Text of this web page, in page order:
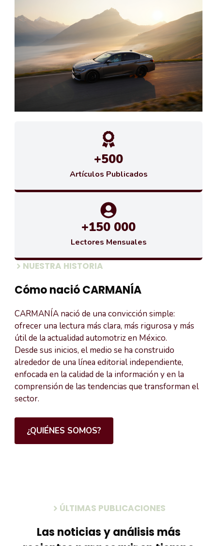
+500
Artículos Publicados
+150 000
Lectores Mensuales
NUESTRA HISTORIA
Cómo nació CARMANÍA
CARMANÍA nació de una convicción simple:
ofrecer una lectura más clara, más rigurosa y más
útil de la actualidad automotriz en México.
Desde sus inicios, el medio se ha construido
alrededor de una línea editorial independiente,
enfocada en la calidad de la información y en la
comprensión de las tendencias que transforman el
sector.
¿QUIÉNES SOMOS?
ÚLTIMAS PUBLICACIONES
Las noticias y análisis más